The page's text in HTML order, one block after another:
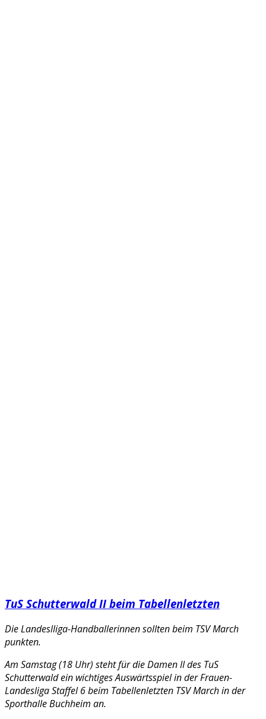
TuS Schutterwald II beim Tabellenletzten
Die Landeslliga-Handballerinnen sollten beim TSV March
punkten.
Am Samstag (18 Uhr) steht für die Damen II des TuS
Schutterwald ein wichtiges Auswärtsspiel in der Frauen-
Landesliga Staffel 6 beim Tabellenletzten TSV March in der
Sporthalle Buchheim an.